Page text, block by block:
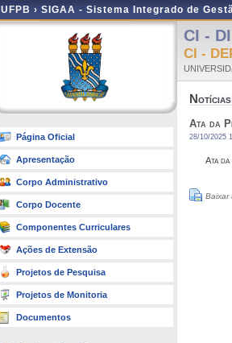
UFPB › SIGAA - Sistema Integrado de
Página Oficial
Apresentação
Corpo Administrativo
Corpo Docente
Componentes Curriculares
Ações de Extensão
Projetos de Pesquisa
Projetos de Monitoria
Documentos
CI - DI
CI -
Notícias
Ata da
28/10/2025
Ata
Baixar